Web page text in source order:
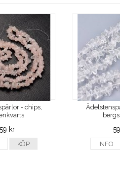
- chips,
59 kr
KÖP INFO